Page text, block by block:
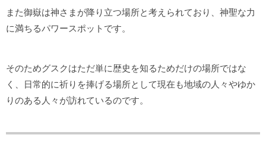
また御嶽は神さまが降り立つ場所と考えられており、神聖な力
に満ちるパワースポットです。
そのためグスクはただ単に歴史を知るためだけの場所ではな
く、日常的に祈りを捧げる場所として現在も地域の人々やゆか
りのある人々が訪れているのです。